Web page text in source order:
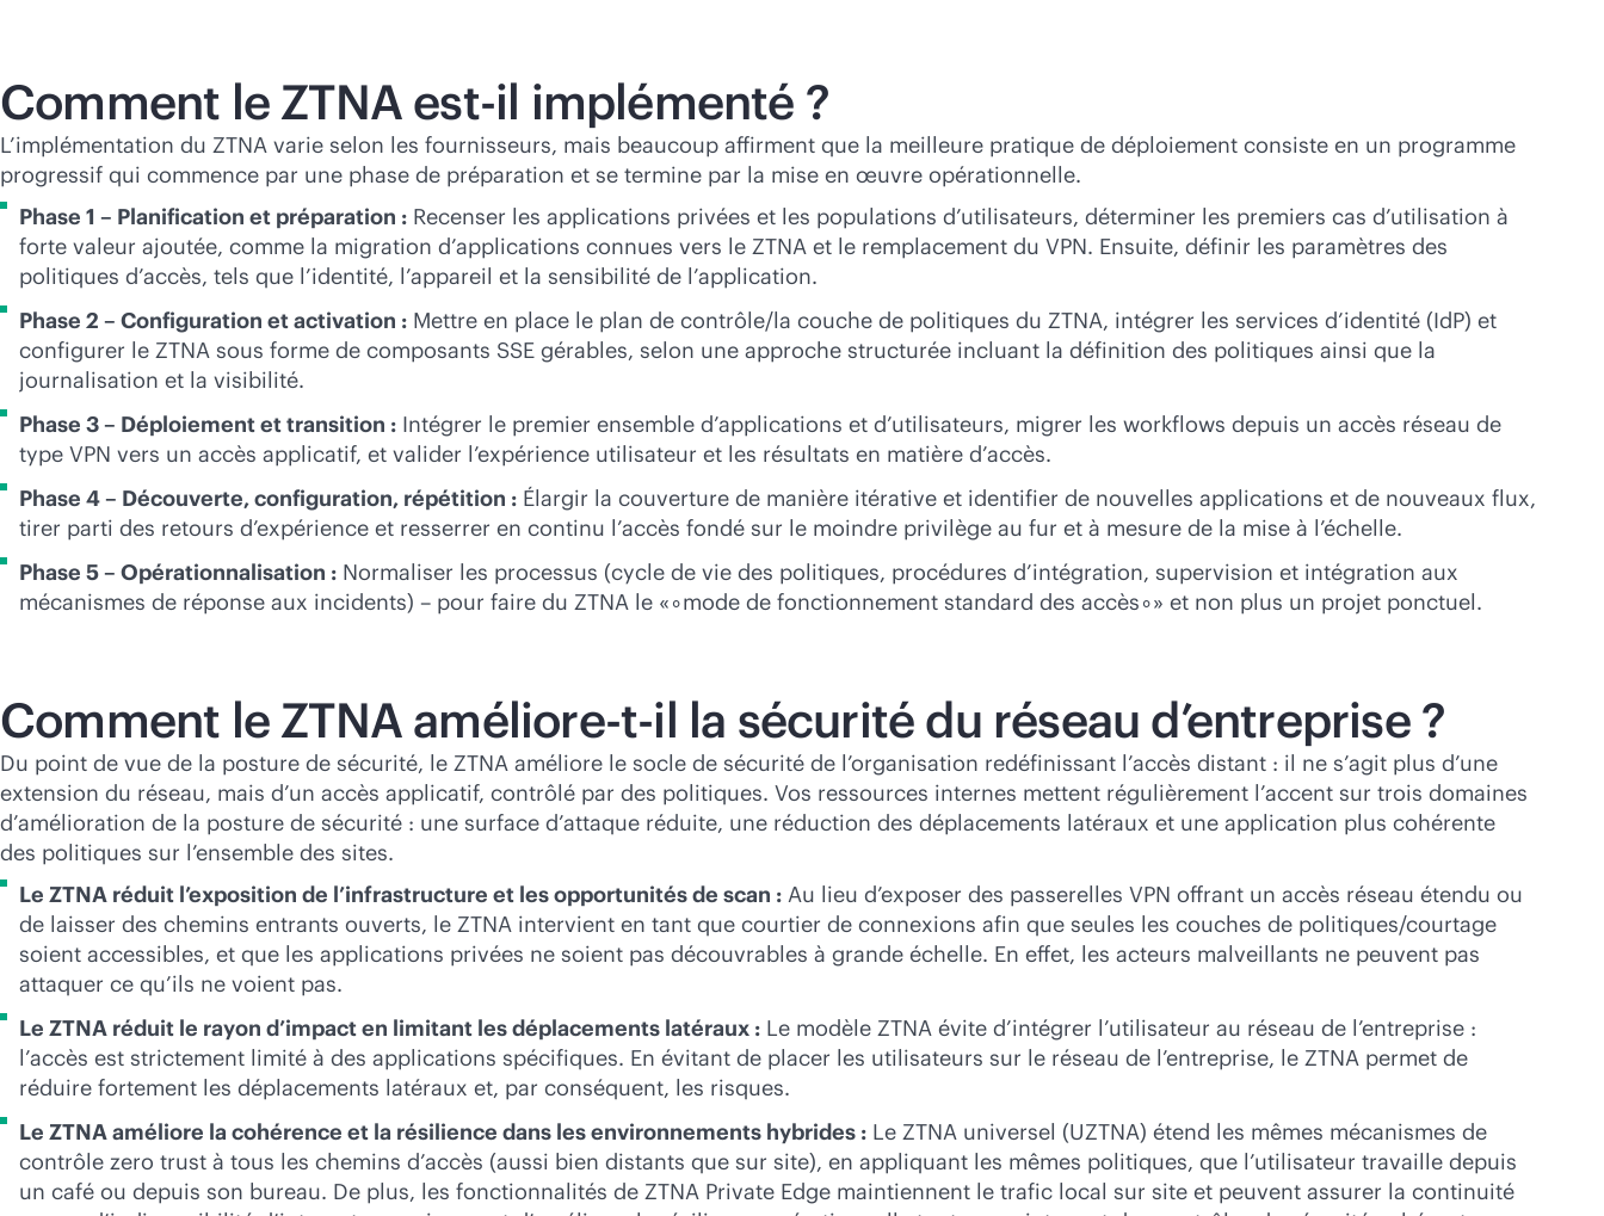
Comment le ZTNA est-il implémenté ?
L’implémentation du ZTNA varie selon les fournisseurs, mais beaucoup affirment que la meilleure pratique de déploiement consiste en un programme
progressif qui commence par une phase de préparation et se termine par la mise en œuvre opérationnelle.
Phase 1 – Planification et préparation : Recenser les applications privées et les populations d’utilisateurs, déterminer les premiers cas d’utilisation à
forte valeur ajoutée, comme la migration d’applications connues vers le ZTNA et le remplacement du VPN. Ensuite, définir les paramètres des
politiques d’accès, tels que l’identité, l’appareil et la sensibilité de l’application.
Phase 2 – Configuration et activation : Mettre en place le plan de contrôle/la couche de politiques du ZTNA, intégrer les services d’identité (IdP) et
configurer le ZTNA sous forme de composants SSE gérables, selon une approche structurée incluant la définition des politiques ainsi que la
journalisation et la visibilité.
Phase 3 – Déploiement et transition : Intégrer le premier ensemble d’applications et d’utilisateurs, migrer les workflows depuis un accès réseau de
type VPN vers un accès applicatif, et valider l’expérience utilisateur et les résultats en matière d’accès.
Phase 4 – Découverte, configuration, répétition : Élargir la couverture de manière itérative et identifier de nouvelles applications et de nouveaux flux,
tirer parti des retours d’expérience et resserrer en continu l’accès fondé sur le moindre privilège au fur et à mesure de la mise à l’échelle.
Phase 5 – Opérationnalisation : Normaliser les processus (cycle de vie des politiques, procédures d’intégration, supervision et intégration aux
mécanismes de réponse aux incidents) – pour faire du ZTNA le «∘mode de fonctionnement standard des accès∘» et non plus un projet ponctuel.
Comment le ZTNA améliore-t-il la sécurité du réseau d’entreprise ?
Du point de vue de la posture de sécurité, le ZTNA améliore le socle de sécurité de l’organisation redéfinissant l’accès distant : il ne s’agit plus d’une
extension du réseau, mais d’un accès applicatif, contrôlé par des politiques. Vos ressources internes mettent régulièrement l’accent sur trois domaines
d’amélioration de la posture de sécurité : une surface d’attaque réduite, une réduction des déplacements latéraux et une application plus cohérente
des politiques sur l’ensemble des sites.
Le ZTNA réduit l’exposition de l’infrastructure et les opportunités de scan : Au lieu d’exposer des passerelles VPN offrant un accès réseau étendu ou
de laisser des chemins entrants ouverts, le ZTNA intervient en tant que courtier de connexions afin que seules les couches de politiques/courtage
soient accessibles, et que les applications privées ne soient pas découvrables à grande échelle. En effet, les acteurs malveillants ne peuvent pas
attaquer ce qu’ils ne voient pas.
Le ZTNA réduit le rayon d’impact en limitant les déplacements latéraux : Le modèle ZTNA évite d’intégrer l’utilisateur au réseau de l’entreprise :
l’accès est strictement limité à des applications spécifiques. En évitant de placer les utilisateurs sur le réseau de l’entreprise, le ZTNA permet de
réduire fortement les déplacements latéraux et, par conséquent, les risques.
Le ZTNA améliore la cohérence et la résilience dans les environnements hybrides : Le ZTNA universel (UZTNA) étend les mêmes mécanismes de
contrôle zero trust à tous les chemins d’accès (aussi bien distants que sur site), en appliquant les mêmes politiques, que l’utilisateur travaille depuis
un café ou depuis son bureau. De plus, les fonctionnalités de ZTNA Private Edge maintiennent le trafic local sur site et peuvent assurer la continuité